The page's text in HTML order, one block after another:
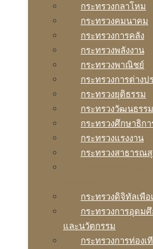
กระทรวงกลาโหม
กระทรวงคมนาคม
กระทรวงการคลัง
กระทรวงพลังงาน
กระทรวงพาณิชย์
กระทรวงการต่างป
กระทรวงยุติธรรม
กระทรวงวัฒนธรรม
กระทรวงศึกษาธิกา
กระทรวงแรงงาน
กระทรวงสาธารณ
กระทรวงดิจิทัลเพื
กระทรวงการอุดม
และนวัตกรรม
กระทรวงการท่องเ